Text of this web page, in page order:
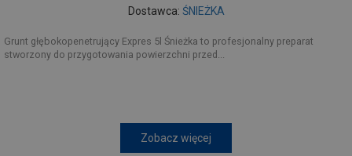
Dostawca: ŚNIEŻKA
Grunt głębokopenetrujący Expres 5l Śnieżka to profesjonalny preparat
stworzony do przygotowania powierzchni przed...
Zobacz więcej